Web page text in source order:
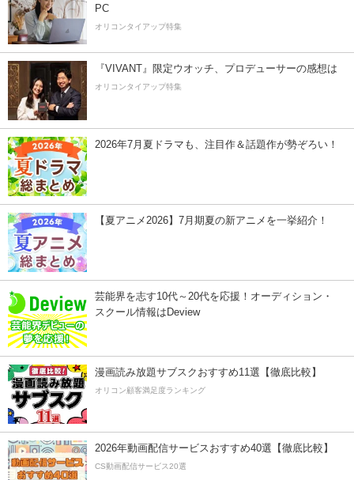
PC
オリコンタイアップ特集
『VIVANT』限定ウオッチ、プロデューサーの感想は
オリコンタイアップ特集
2026年7月夏ドラマも、注目作＆話題作が勢ぞろい！
【夏アニメ2026】7月期夏の新アニメを一挙紹介！
芸能界を志す10代～20代を応援！オーディション・
スクール情報はDeview
漫画読み放題サブスクおすすめ11選【徹底比較】
オリコン顧客満足度ランキング
2026年動画配信サービスおすすめ40選【徹底比較】
CS動画配信サービス20選